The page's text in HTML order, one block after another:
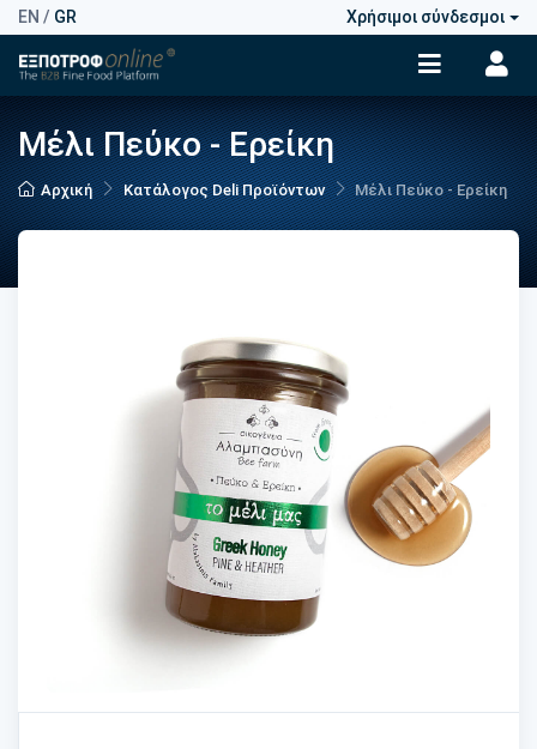
EN / GR Χρήσιμοι σύνδεσμοι
Μέλι Πεύκο - Ερείκη
Αρχική Κατάλογος Deli Προϊόντων Μέλι Πεύκο - Ερείκη